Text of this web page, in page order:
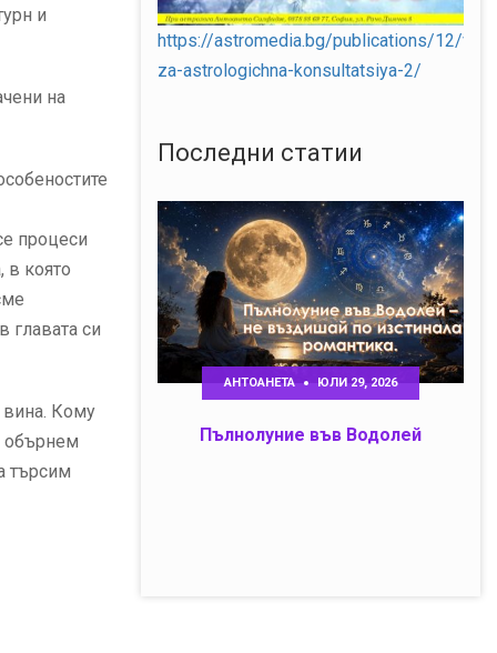
и
на
процеси
в която
главата си
вина. Кому
обърнем
търсим
https://astromedia.bg/publications/12/
za-astrologichna-konsultatsiya-2/
Последни статии
АНТОАНЕТА ЮЛИ 29, 2026
Пълнолуние във Водолей